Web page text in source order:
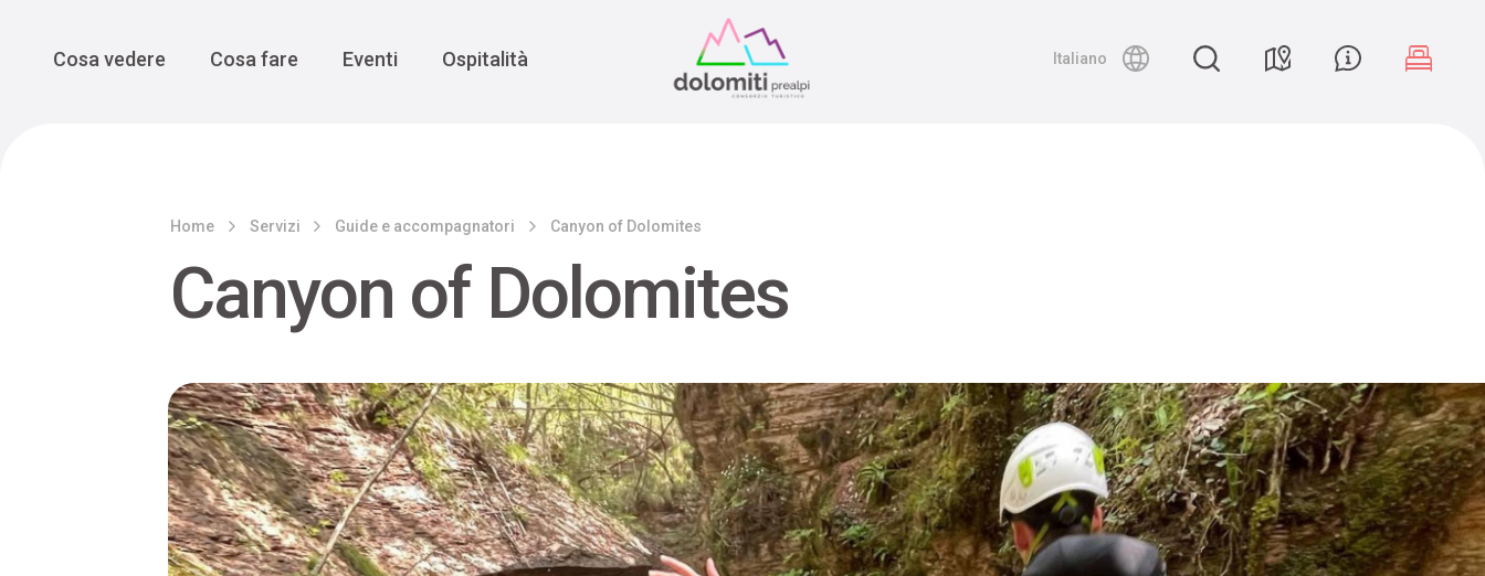
Main Navigation
Cosa vedere Cosa fare Eventi Ospitalità Italiano
Home Servizi Guide e accompagnatori Canyon of Dolomites
Canyon of Dolomites